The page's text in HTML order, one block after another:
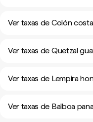
Ver taxas de Colón
Ver taxas de Quetzal
Ver taxas de Lempira
Ver taxas de Balboa